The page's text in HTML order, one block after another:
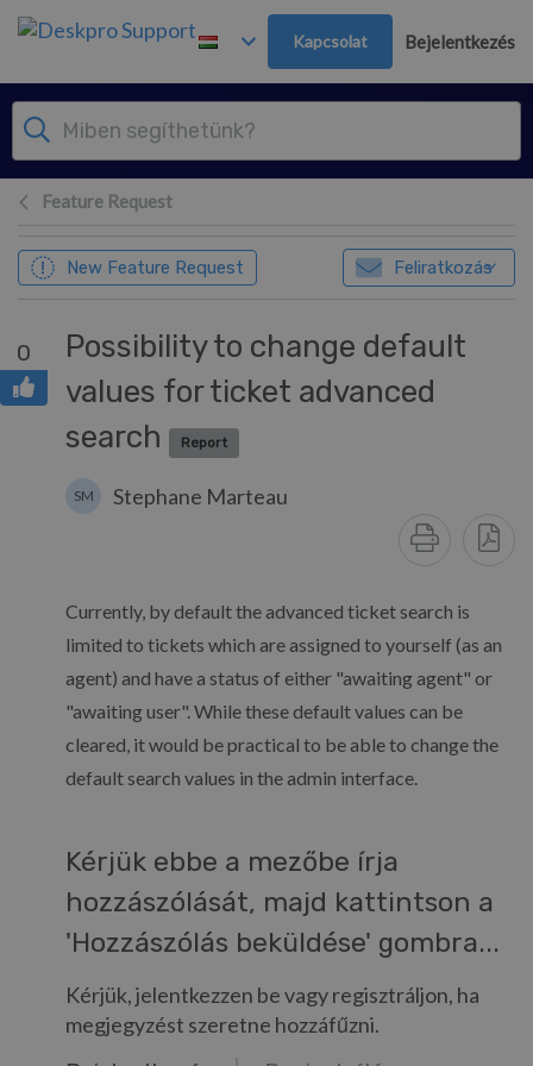
Továbblépés a fő tartalomra
Kapcsolat Bejelentkezés
Feature Request
New Feature Request Feliratkozás
0
Possibility to change default
values for ticket advanced
search
Report
SM Stephane Marteau
Currently, by default the advanced ticket search is
limited to tickets which are assigned to yourself (as an
agent) and have a status of either "awaiting agent" or
"awaiting user". While these default values can be
cleared, it would be practical to be able to change the
default search values in the admin interface.
Kérjük ebbe a mezőbe írja
hozzászólását, majd kattintson a
'Hozzászólás beküldése' gombra...
Kérjük, jelentkezzen be vagy regisztráljon, ha
megjegyzést szeretne hozzáfűzni.